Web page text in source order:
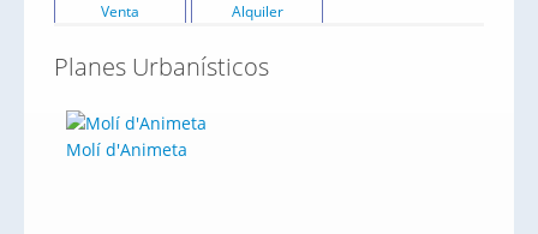
Venta
Alquiler
Planes Urbanísticos
Molí d'Animeta